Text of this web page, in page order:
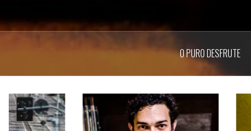
O PURO DESFRUTE